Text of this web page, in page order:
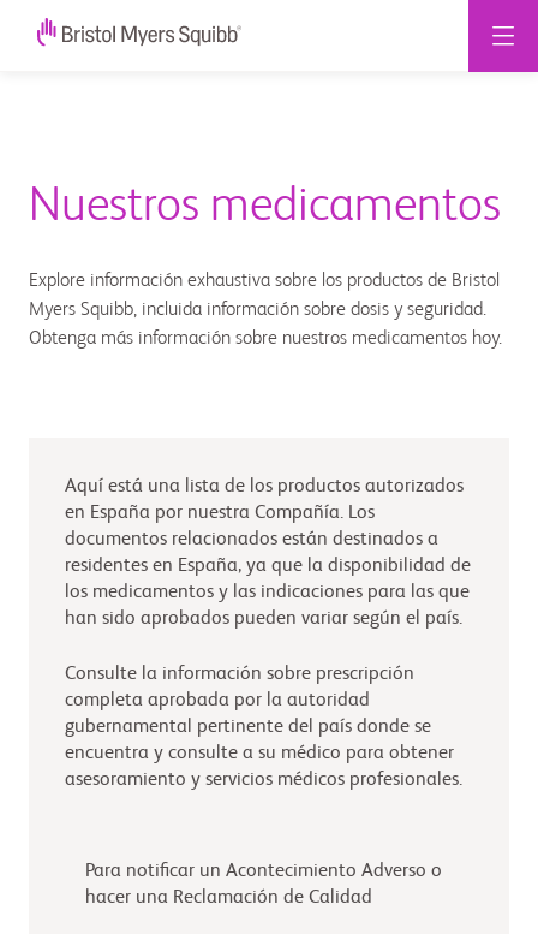
Nuestros medicamentos
Explore información exhaustiva sobre los productos de Bristol
Myers Squibb, incluida información sobre dosis y seguridad.
Obtenga más información sobre nuestros medicamentos hoy.
Aquí está una lista de los productos autorizados
en España por nuestra Compañía. Los
documentos relacionados están destinados a
residentes en España, ya que la disponibilidad de
los medicamentos y las indicaciones para las que
han sido aprobados pueden variar según el país.
Consulte la información sobre prescripción
completa aprobada por la autoridad
gubernamental pertinente del país donde se
encuentra y consulte a su médico para obtener
asesoramiento y servicios médicos profesionales.
Para notificar un Acontecimiento Adverso o
hacer una Reclamación de Calidad